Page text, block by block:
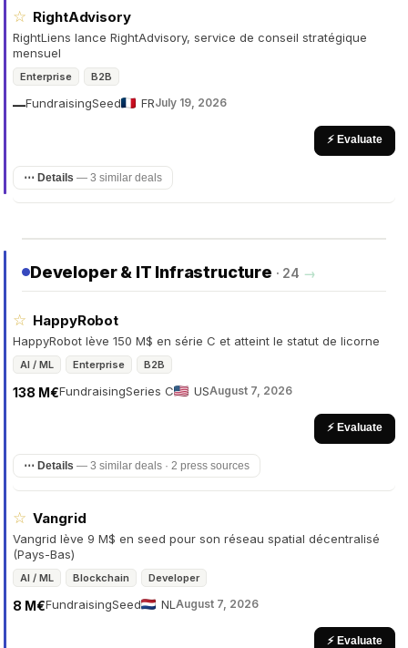
☆ RightAdvisory
RightLiens lance RightAdvisory, service de conseil stratégique
mensuel
Enterprise B2B
Fundraising
— Seed FRJuly 19, 2026
⚡ Evaluate
⋯ Details — 3 similar deals
Developer & IT Infrastructure · 24 →
☆ HappyRobot
HappyRobot lève 150 M$ en série C et atteint le statut de licorne
AI / ML Enterprise B2B
Fundraising
138 M€ Series C USAugust 7, 2026
⚡ Evaluate
⋯ Details — 3 similar deals · 2 press sources
☆ Vangrid
Vangrid lève 9 M$ en seed pour son réseau spatial décentralisé
(Pays-Bas)
AI / ML Blockchain Developer
Fundraising
8 M€ Seed NL August 7, 2026
⚡ Evaluate